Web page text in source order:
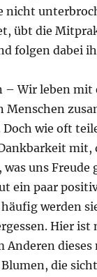
nicht
übt die
folgen dabei
– Wir leben mit
Menschen
wie oft
mit,
uns Freude
ein paar
werden
Hier ist
Anderen
die